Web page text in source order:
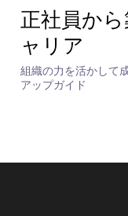
Skip
content
正社員か
ャリア
組織の力を活かして
アップガイド